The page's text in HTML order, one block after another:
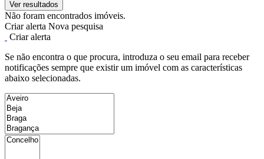
Não foram encontrados imóveis.
Criar alerta Nova pesquisa
Criar alerta
Se não encontra o que procura, introduza o seu email para receber
notificações sempre que existir um imóvel com as características
abaixo selecionadas.